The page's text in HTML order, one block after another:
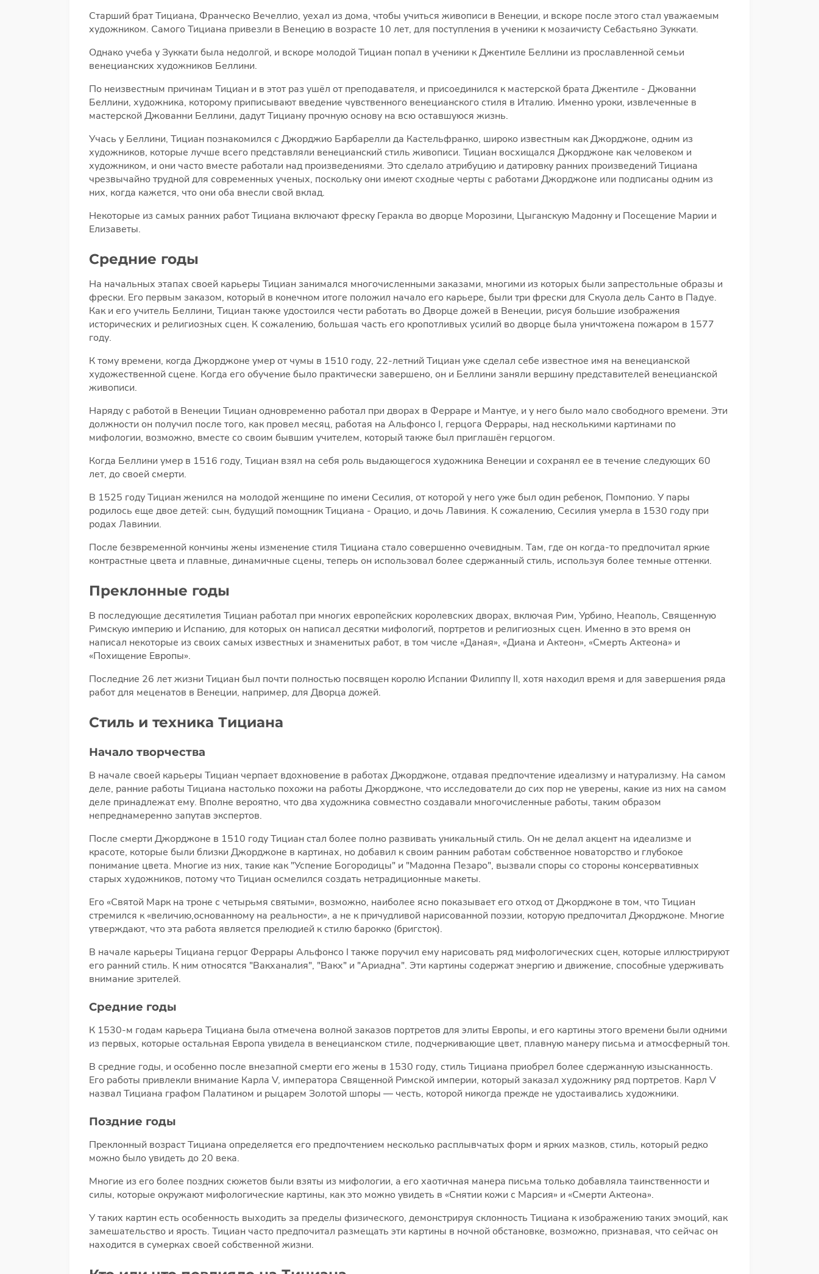
Старший брат Тициана, Франческо Вечеллио, уехал из дома, чтобы учиться живописи в Венеции, и вскоре после этого стал уважаемым
художником. Самого Тициана привезли в Венецию в возрасте 10 лет, для поступления в ученики к мозаичисту Себастьяно Зуккати.
Однако учеба у Зуккати была недолгой, и вскоре молодой Тициан попал в ученики к Джентиле Беллини из прославленной семьи
венецианских художников Беллини.
По неизвестным причинам Тициан и в этот раз ушёл от преподавателя, и присоединился к мастерской брата Джентиле - Джованни
Беллини, художника, которому приписывают введение чувственного венецианского стиля в Италию. Именно уроки, извлеченные в
мастерской Джованни Беллини, дадут Тициану прочную основу на всю оставшуюся жизнь.
Учась у Беллини, Тициан познакомился с Джорджио Барбарелли да Кастельфранко, широко известным как Джорджоне, одним из
художников, которые лучше всего представляли венецианский стиль живописи. Тициан восхищался Джорджоне как человеком и
художником, и они часто вместе работали над произведениями. Это сделало атрибуцию и датировку ранних произведений Тициана
чрезвычайно трудной для современных ученых, поскольку они имеют сходные черты с работами Джорджоне или подписаны одним из
них, когда кажется, что они оба внесли свой вклад.
Некоторые из самых ранних работ Тициана включают фреску Геракла во дворце Морозини, Цыганскую Мадонну и Посещение Марии и
Елизаветы.
Средние годы
На начальных этапах своей карьеры Тициан занимался многочисленными заказами, многими из которых были запрестольные образы и
фрески. Его первым заказом, который в конечном итоге положил начало его карьере, были три фрески для Скуола дель Санто в Падуе.
Как и его учитель Беллини, Тициан также удостоился чести работать во Дворце дожей в Венеции, рисуя большие изображения
исторических и религиозных сцен. К сожалению, большая часть его кропотливых усилий во дворце была уничтожена пожаром в 1577
году.
К тому времени, когда Джорджоне умер от чумы в 1510 году, 22-летний Тициан уже сделал себе известное имя на венецианской
художественной сцене. Когда его обучение было практически завершено, он и Беллини заняли вершину представителей венецианской
живописи.
Наряду с работой в Венеции Тициан одновременно работал при дворах в Ферраре и Мантуе, и у него было мало свободного времени. Эти
должности он получил после того, как провел месяц, работая на Альфонсо I, герцога Феррары, над несколькими картинами по
мифологии, возможно, вместе со своим бывшим учителем, который также был приглашён герцогом.
Когда Беллини умер в 1516 году, Тициан взял на себя роль выдающегося художника Венеции и сохранял ее в течение следующих 60
лет, до своей смерти.
В 1525 году Тициан женился на молодой женщине по имени Сесилия, от которой у него уже был один ребенок, Помпонио. У пары
родилось еще двое детей: сын, будущий помощник Тициана - Орацио, и дочь Лавиния. К сожалению, Сесилия умерла в 1530 году при
родах Лавинии.
После безвременной кончины жены изменение стиля Тициана стало совершенно очевидным. Там, где он когда-то предпочитал яркие
контрастные цвета и плавные, динамичные сцены, теперь он использовал более сдержанный стиль, используя более темные оттенки.
Преклонные годы
В последующие десятилетия Тициан работал при многих европейских королевских дворах, включая Рим, Урбино, Неаполь, Священную
Римскую империю и Испанию, для которых он написал десятки мифологий, портретов и религиозных сцен. Именно в это время он
написал некоторые из своих самых известных и знаменитых работ, в том числе «Даная», «Диана и Актеон», «Смерть Актеона» и
«Похищение Европы».
Последние 26 лет жизни Тициан был почти полностью посвящен королю Испании Филиппу II, хотя находил время и для завершения ряда
работ для меценатов в Венеции, например, для Дворца дожей.
Стиль и техника Тициана
Начало творчества
В начале своей карьеры Тициан черпает вдохновение в работах Джорджоне, отдавая предпочтение идеализму и натурализму. На самом
деле, ранние работы Тициана настолько похожи на работы Джорджоне, что исследователи до сих пор не уверены, какие из них на самом
деле принадлежат ему. Вполне вероятно, что два художника совместно создавали многочисленные работы, таким образом
непреднамеренно запутав экспертов.
После смерти Джорджоне в 1510 году Тициан стал более полно развивать уникальный стиль. Он не делал акцент на идеализме и
красоте, которые были близки Джорджоне в картинах, но добавил к своим ранним работам собственное новаторство и глубокое
понимание цвета. Многие из них, такие как "Успение Богородицы" и "Мадонна Пезаро", вызвали споры со стороны консервативных
старых художников, потому что Тициан осмелился создать нетрадиционные макеты.
Его «Святой Марк на троне с четырьмя святыми», возможно, наиболее ясно показывает его отход от Джорджоне в том, что Тициан
стремился к «величию,основанному на реальности», а не к причудливой нарисованной поэзии, которую предпочитал Джорджоне. Многие
утверждают, что эта работа является прелюдией к стилю барокко (бригсток).
В начале карьеры Тициана герцог Феррары Альфонсо I также поручил ему нарисовать ряд мифологических сцен, которые иллюстрируют
его ранний стиль. К ним относятся "Вакханалия", "Вакх" и "Ариадна". Эти картины содержат энергию и движение, способные удерживать
внимание зрителей.
Средние годы
К 1530-м годам карьера Тициана была отмечена волной заказов портретов для элиты Европы, и его картины этого времени были одними
из первых, которые остальная Европа увидела в венецианском стиле, подчеркивающие цвет, плавную манеру письма и атмосферный тон.
В средние годы, и особенно после внезапной смерти его жены в 1530 году, стиль Тициана приобрел более сдержанную изысканность.
Его работы привлекли внимание Карла V, императора Священной Римской империи, который заказал художнику ряд портретов. Карл V
назвал Тициана графом Палатином и рыцарем Золотой шпоры — честь, которой никогда прежде не удостаивались художники.
Поздние годы
Преклонный возраст Тициана определяется его предпочтением несколько расплывчатых форм и ярких мазков, стиль, который редко
можно было увидеть до 20 века.
Многие из его более поздних сюжетов были взяты из мифологии, а его хаотичная манера письма только добавляла таинственности и
силы, которые окружают мифологические картины, как это можно увидеть в «Снятии кожи с Марсия» и «Смерти Актеона».
У таких картин есть особенность выходить за пределы физического, демонстрируя склонность Тициана к изображению таких эмоций, как
замешательство и ярость. Тициан часто предпочитал размещать эти картины в ночной обстановке, возможно, признавая, что сейчас он
находится в сумерках своей собственной жизни.